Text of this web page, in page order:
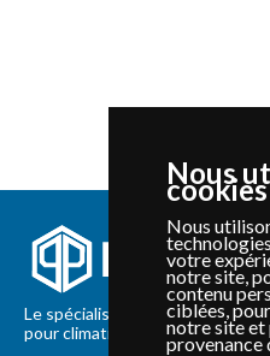
Nous
cookies
Nous
votre
notre site,
contenu
ciblées,
notre site et
provenance
Le spécialiste depuis 2012 de la
pour climatisation et Pompe à